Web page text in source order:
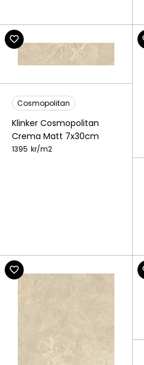
Cosmopolitan
Klinker Cosmopolitan
Crema Matt 7x30cm
1395 kr/m2